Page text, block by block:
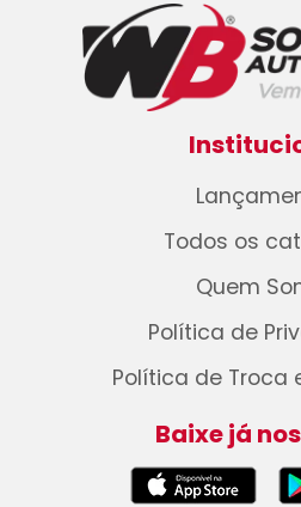
Todos os
Quem
Política de
Política de Troca
Baixe já